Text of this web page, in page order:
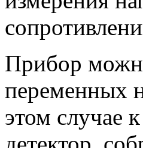
Прибор
переменных
этом случае